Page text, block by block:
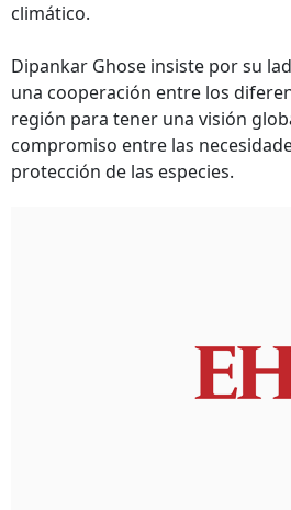
climático.
Dipankar Ghose insiste por su
una cooperación entre los
región para tener una visión
compromiso entre las
protección de las especies.